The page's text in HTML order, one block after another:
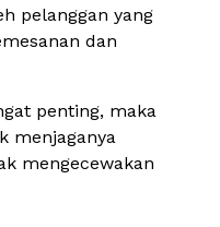
pelanggan yang
dan
penting, maka
menjaganya
mengecewakan